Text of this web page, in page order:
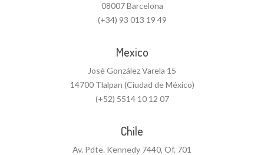
08007 Barcelona
(+34) 93 013 19 49
Mexico
José González Varela 15
14700 Tlalpan (Ciudad de México)
(+52) 5514 10 12 07
Chile
Av. Pdte. Kennedy 7440, Of. 701